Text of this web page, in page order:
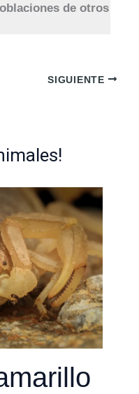
de otros
SIGUIENTE